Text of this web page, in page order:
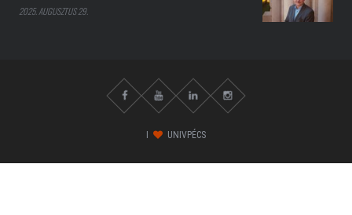
2025. AUGUSZTUS 29.
I UNIVPÉCS